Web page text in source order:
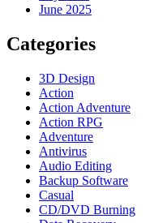
June 2025
Categories
3D Design
Action
Action Adventure
Action RPG
Adventure
Antivirus
Audio Editing
Backup Software
Casual
CD/DVD Burning